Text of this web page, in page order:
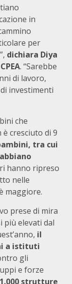
in
per
dichiara Diya
. “Sarebbe
di lavoro,
investimenti
che
cresciuto di 9
tra cui
hanno ripreso
nelle
maggiore.
prese di mira
elevati dal
il
a istituti
gli
e forze
strutture